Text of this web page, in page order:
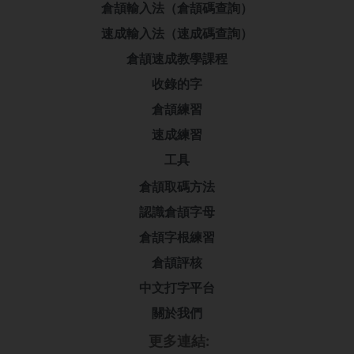
倉頡輸入法（倉頡碼查詢）
速成輸入法（速成碼查詢）
倉頡速成教學課程
收錄的字
倉頡練習
速成練習
工具
倉頡取碼方法
認識倉頡字母
倉頡字根練習
倉頡評核
中文打字平台
關於我們
更多連結: